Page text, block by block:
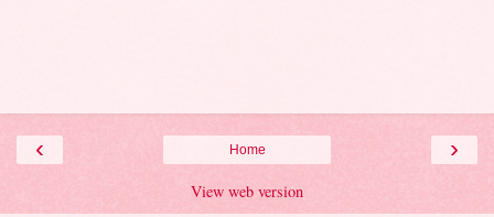
‹ ›
Home
View web version